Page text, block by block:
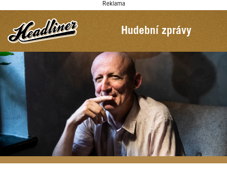
Reklama
Hudební zprávy